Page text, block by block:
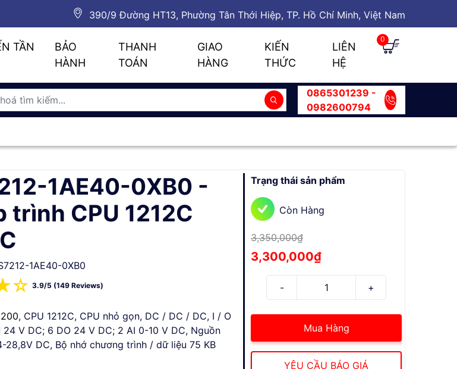
390/9 Đường HT13, Phường Tân Thới Hiệp, TP. Hồ Chí Minh, Việt Nam
TẦN
BẢO
HÀNH
THANH
TOÁN
GIAO
HÀNG
KIẾN
THỨC
LIÊN
HỆ
0
0865301239 -
0982600794
1AE40-0XB0 -
trình CPU 1212C
1AE40-0XB0
☆ 3.9/5 (149 Reviews)
, CPU 1212C, CPU nhỏ gọn, DC / DC / DC, I / O
V DC; 6 DO 24 V DC; 2 AI 0-10 V DC, Nguồn
28,8V DC, Bộ nhớ chương trình / dữ liệu 75 KB
Trạng thái sản phẩm
Còn Hàng
3,350,000₫
3,300,000₫
Mua Hàng
YÊU CẦU BÁO GIÁ